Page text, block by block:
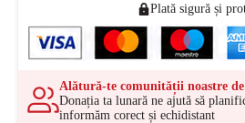
Plată sigură și
Alătură-te comunității noastre
Donația ta lunară ne ajută să
informăm corect și echidistant